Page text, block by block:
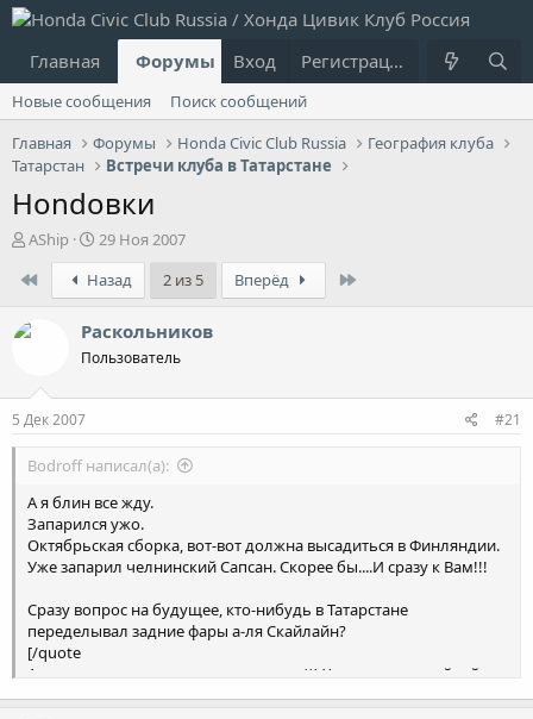
Главная Форумы Что нового?
Вход Регистрация
Новые сообщения
Поиск сообщений
Главная
Форумы Honda Civic Club Russia
География клуба
Татарстан
Встречи клуба в Татарстане
Ноndовки
А
т
р
т
ы
AShip
Д
а
т
а
н
а
ч
29 Ноя 2007
Назад 2 из 5 Вперёд
Раскольников
Пользователь
5 Дек 2007 #21
Bodroff написал(а):
А я блин все жду.
Запарился ужо.
Октябрьская сборка, вот-вот должна высадиться в Финляндии.
Уже запарил челнинский Сапсан. Скорее бы....И сразу к Вам!!!
Сразу вопрос на будущее, кто-нибудь в Татарстане
переделывал задние фары а-ля Скайлайн?
[/quote
А я подошел к вопросу кардинально))) Хочу купить скайлайн,
там фары уже в поряде)